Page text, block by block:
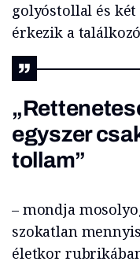
golyóstollal és
érkezik a
egyszer
tollam”
– mondja
szokatlan
életkor